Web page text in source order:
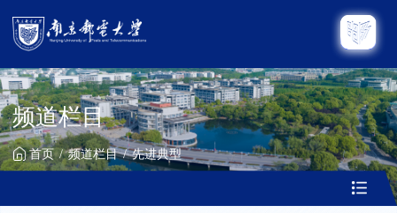
频道栏目
首页 频道栏目 先进典型